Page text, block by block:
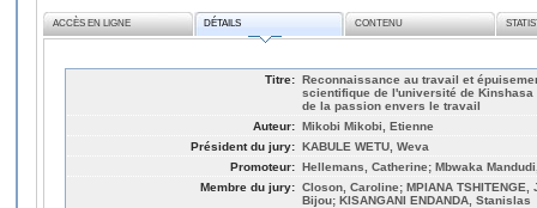
ACCÈS EN LIGNE DÉTAILS CONTENU
Titre: Reconnaissance au travail et
scientifique de l'université de
de la passion envers le travail
Auteur: Mikobi Mikobi, Etienne
Président du jury: KABULE WETU, Weva
Promoteur: Hellemans, Catherine; Mbwaka
Membre du jury: Closon, Caroline; MPIANA
Bijou; KISANGANI ENDANDA, Stanislas